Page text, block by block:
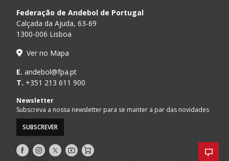
A.A. Porto
Clube Andebol
Penafiel
Técnico
A.A. Porto
Penafiel
2018/19
A.A. Porto
Clube Andebol
A.A. Porto
Clube Andebol
Penafiel
Federação de Andebol de Portugal
Calçada da Ajuda, 63-69
1300-006 Lisboa
Ver no Mapa
E. andebol@fpa.pt
T. +351 213 611 900
Newsletter
Subscreva a nossa newsletter para se manter a par das novidades
SUBSCREVER
Siga- Siga- Siga- AndebolTV
Loja